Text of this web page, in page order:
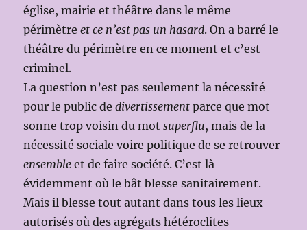
église, mairie et théâtre dans le même
périmètreet ce n’est pas un hasard. On a barré le
théâtre du périmètre en ce moment et c’est
criminel.
La question n’est pas seulement la nécessité
pour le public dedivertissement parce que mot
sonne trop voisin du motsuperflu, mais de la
nécessité sociale voire politique de se retrouver
ensemble et de faire société. C’est là
évidemment où le bât blesse sanitairement.
Mais il blesse tout autant dans tous les lieux
autorisés où des agrégats hétéroclites